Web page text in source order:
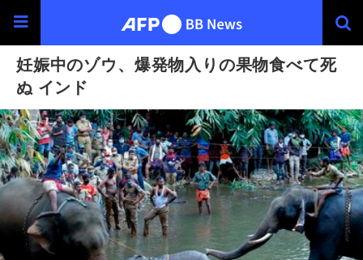
妊娠中のゾウ、爆発物入りの果物食べて死
ぬ インド